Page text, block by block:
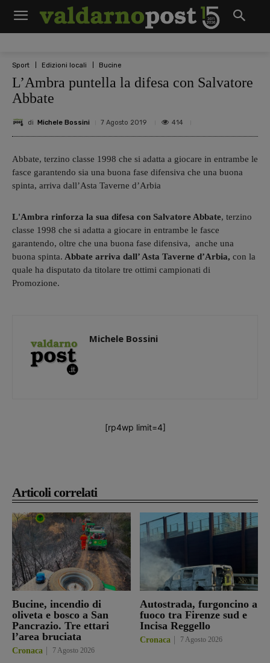
Sport Edizioni locali Bucine
L’Ambra puntella la difesa con Salvatore
Abbate
di Michele Bossini 7 Agosto 2019 414
Articoli correlati
Bucine, incendio di
oliveta e bosco a San
Pancrazio. Tre ettari
l’area bruciata
Cronaca 7 Agosto 2026
Autostrada, furgoncino a
fuoco tra Firenze sud e
Incisa Reggello
Cronaca 7 Agosto 2026
Abbate, terzino classe 1998 che si adatta a giocare in entrambe le
fasce garantendo sia una buona fase difensiva che una buona
spinta, arriva dall’Asta Taverne d’Arbia
L'Ambra rinforza la sua difesa con Salvatore Abbate, terzino
classe 1998 che si adatta a giocare in entrambe le fasce
garantendo, oltre che una buona fase difensiva, anche una
buona spinta. Abbate arriva dall’ Asta Taverne d’Arbia, con la
quale ha disputato da titolare tre ottimi campionati di
Promozione.
Michele Bossini
[rp4wp limit=4]